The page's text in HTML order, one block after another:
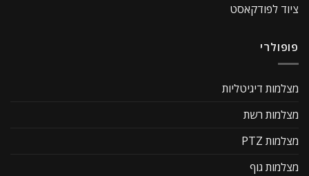
ציוד לפודקאסט
פופולרי
מצלמות דיגיטליות
מצלמות רשת
מצלמות PTZ
מצלמות גוף